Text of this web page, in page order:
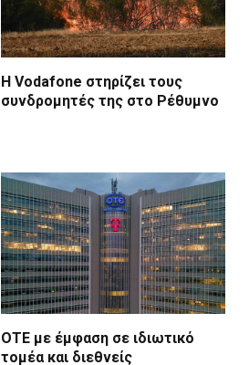
Η Vodafone στηρίζει τους
συνδρομητές της στο Ρέθυμνο
ΟΤΕ με έμφαση σε ιδιωτικό
τομέα και διεθνείς